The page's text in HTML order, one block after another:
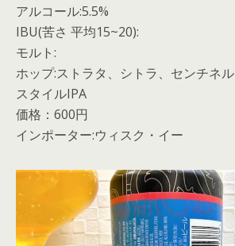
アルコール:5.5%
IBU(苦さ 平均15~20):
モルト:
ホップ:ストラタ、シトラ、センチネル
スタイルIPA
価格：600円
インポーター:ウィスク・イー